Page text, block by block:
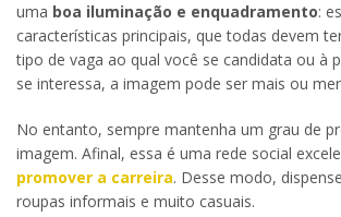
uma boa iluminação e enquadramento:
características principais, que todas devem
tipo de vaga ao qual você se candidata ou à
se interessa, a imagem pode ser mais ou
No entanto, sempre mantenha um grau de
imagem. Afinal, essa é uma rede social
promover a carreira. Desse modo,
roupas informais e muito casuais.